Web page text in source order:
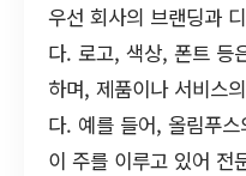
우선 회사의 브랜딩과
다. 로고, 색상, 폰트 등
하며, 제품이나 서비스
다. 예를 들어, 올림푸
이 주를 이루고 있어 전